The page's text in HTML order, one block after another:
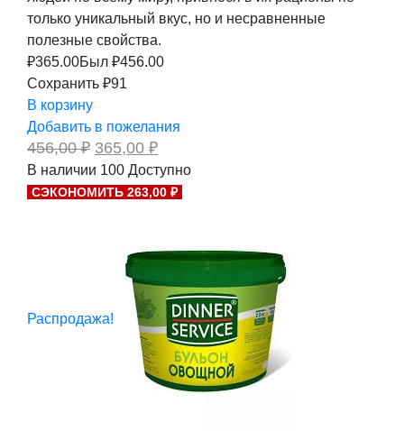
только уникальный вкус, но и несравненные
полезные свойства.
₽365.00Был ₽456.00
Сохранить ₽91
В корзину
Добавить в пожелания
456,00₽ Первоначальная
цена
составляла
456,00 ₽.
365,00 ₽Текущая
цена:
365,00 ₽.
В наличии 100 Доступно
СЭКОНОМИТЬ 263,00 ₽
Распродажа!